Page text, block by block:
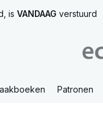
is VANDAAG verstuurd
Patronen